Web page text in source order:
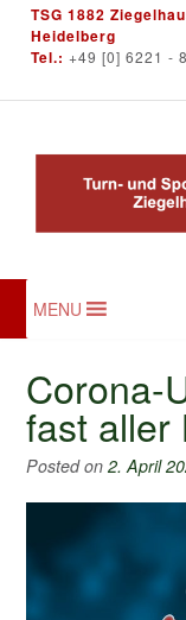
Skip
content
TSG 1882
Heidelberg
Tel.: +49 [0] 6221 -
MENU
Corona-
fast aller
Posted on 2. April